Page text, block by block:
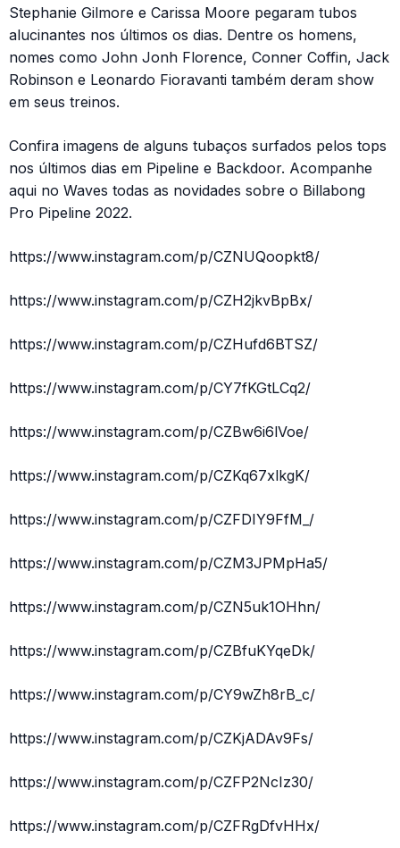
Stephanie Gilmore e Carissa Moore pegaram tubos
alucinantes nos últimos os dias. Dentre os homens,
nomes como John Jonh Florence, Conner Coffin, Jack
Robinson e Leonardo Fioravanti também deram show
em seus treinos.
Confira imagens de alguns tubaços surfados pelos tops
nos últimos dias em Pipeline e Backdoor. Acompanhe
aqui no Waves todas as novidades sobre o Billabong
Pro Pipeline 2022.
https://www.instagram.com/p/CZNUQoopkt8/
https://www.instagram.com/p/CZH2jkvBpBx/
https://www.instagram.com/p/CZHufd6BTSZ/
https://www.instagram.com/p/CY7fKGtLCq2/
https://www.instagram.com/p/CZBw6i6lVoe/
https://www.instagram.com/p/CZKq67xlkgK/
https://www.instagram.com/p/CZFDIY9FfM_/
https://www.instagram.com/p/CZM3JPMpHa5/
https://www.instagram.com/p/CZN5uk1OHhn/
https://www.instagram.com/p/CZBfuKYqeDk/
https://www.instagram.com/p/CY9wZh8rB_c/
https://www.instagram.com/p/CZKjADAv9Fs/
https://www.instagram.com/p/CZFP2NcIz30/
https://www.instagram.com/p/CZFRgDfvHHx/